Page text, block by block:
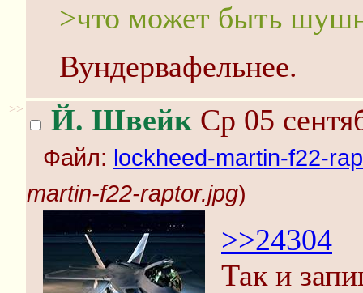
>что может быть
Вундервафельнее.
>> Й. Швейк Ср 05
Файл: lockheed-martin-f22-
martin-f22-raptor.jpg)
>>24304
Так и